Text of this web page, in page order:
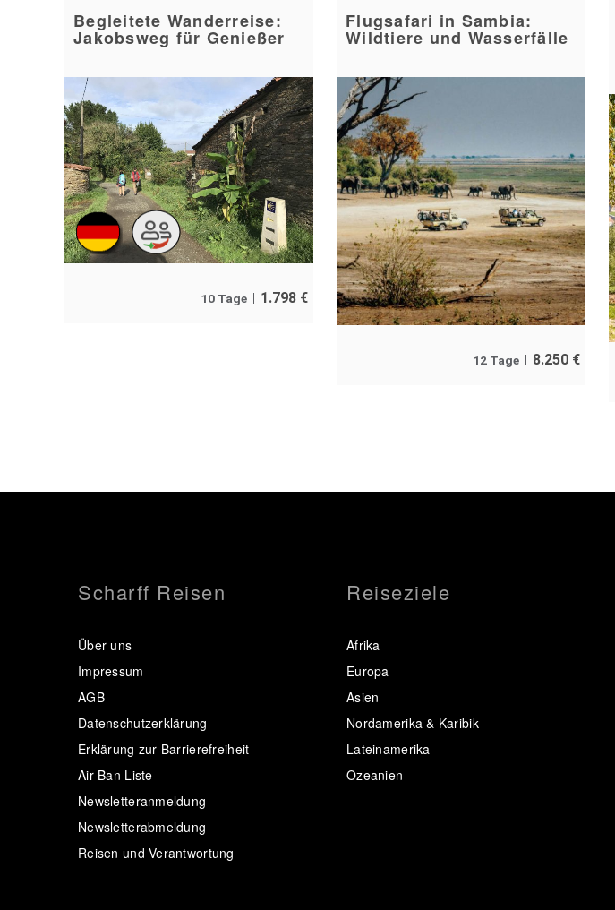
Begleitete Wanderreise:
Jakobsweg für Genießer
10 Tage 1.798 €
Flugsafari in Sambia:
Wildtiere und Wasserfälle
12 Tage 8.250 €
Scharff Reisen
Über uns
Impressum
AGB
Datenschutzerklärung
Erklärung zur Barrierefreiheit
Air Ban Liste
Newsletteranmeldung
Newsletterabmeldung
Reisen und Verantwortung
Reiseziele
Afrika
Europa
Asien
Nordamerika & Karibik
Lateinamerika
Ozeanien